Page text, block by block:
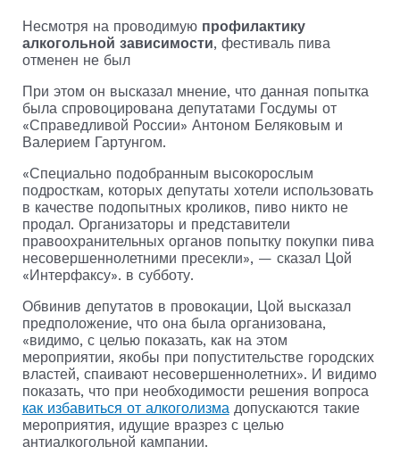
Несмотря на проводимую профилактику
алкогольной зависимости, фестиваль пива
отменен не был
При этом он высказал мнение, что данная попытка
была спровоцирована депутатами Госдумы от
«Справедливой России» Антоном Беляковым и
Валерием Гартунгом.
«Специально подобранным высокорослым
подросткам, которых депутаты хотели использовать
в качестве подопытных кроликов, пиво никто не
продал. Организаторы и представители
правоохранительных органов попытку покупки пива
несовершеннолетними пресекли», — сказал Цой
«Интерфаксу». в субботу.
Обвинив депутатов в провокации, Цой высказал
предположение, что она была организована,
«видимо, с целью показать, как на этом
мероприятии, якобы при попустительстве городских
властей, спаивают несовершеннолетних». И видимо
показать, что при необходимости решения вопроса
как избавиться от алкоголизма допускаются такие
мероприятия, идущие вразрез с целью
антиалкогольной кампании.